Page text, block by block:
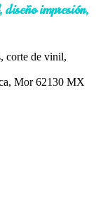
impresión,
corte de vinil,
, Mor 62130 MX